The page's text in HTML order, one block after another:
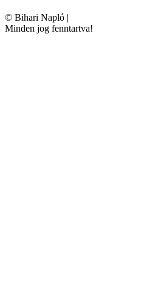
© Bihari Napló |
Minden jog fenntartva!